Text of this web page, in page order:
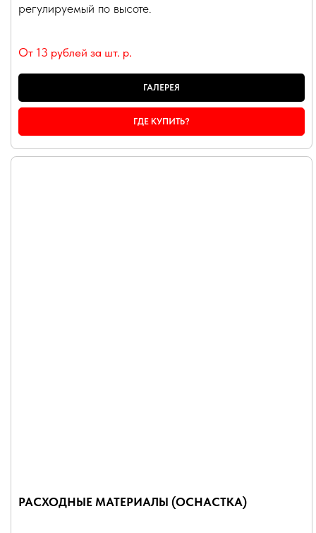
регулируемый по высоте.
От 13 рублей за шт. р.
ГАЛЕРЕЯ
ГДЕ КУПИТЬ?
РАСХОДНЫЕ МАТЕРИАЛЫ (ОСНАСТКА)